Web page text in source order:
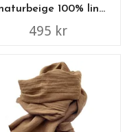
100% lin
45x200 cm
495 kr